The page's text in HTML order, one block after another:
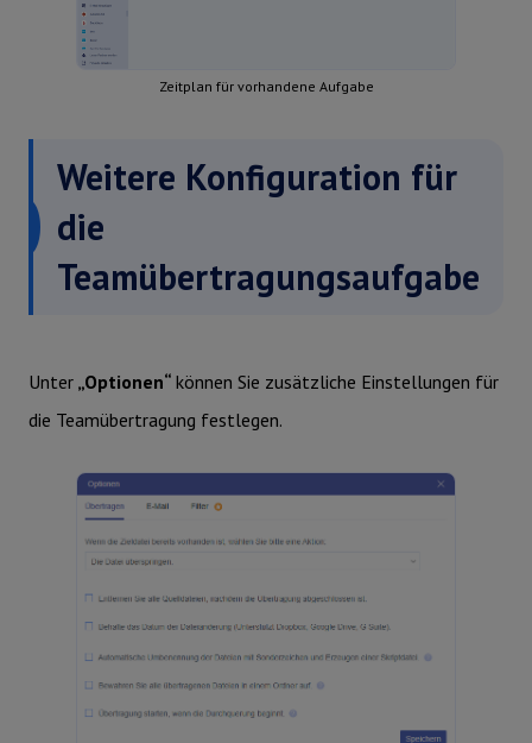
Zeitplan für vorhandene Aufgabe
Weitere Konfiguration für
die
Teamübertragungsaufgabe
Unter „Optionen“ können Sie zusätzliche Einstellungen für
die Teamübertragung festlegen.